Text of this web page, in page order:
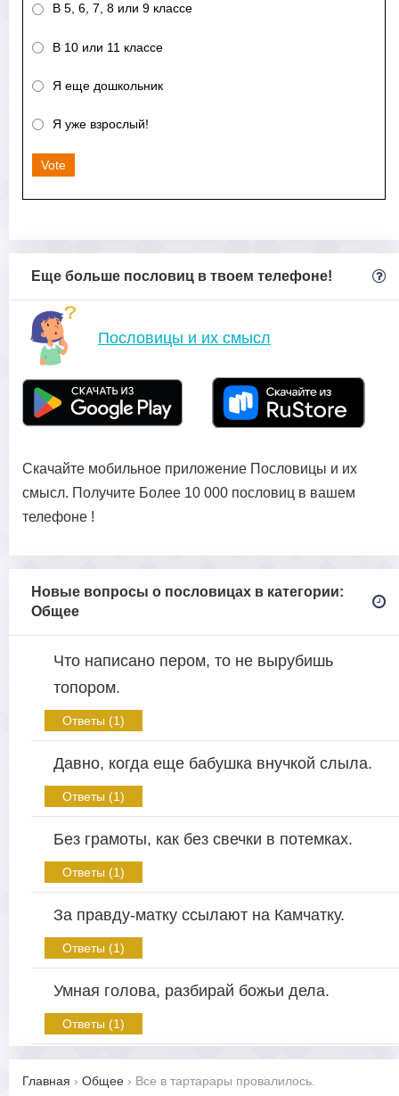
В 5, 6, 7, 8 или 9 классе
В 10 или 11 классе
Я еще дошкольник
Я уже взрослый!
Vote
Еще больше пословиц в твоем телефоне!
Пословицы и их смысл
Скачайте мобильное приложение Пословицы и их
смысл. Получите Более 10 000 пословиц в вашем
телефоне !
Новые вопросы о пословицах в категории:
Общее
Что написано пером, то не вырубишь
топором.
Ответы (1)
Давно, когда еще бабушка внучкой слыла.
Ответы (1)
Без грамоты, как без свечки в потемках.
Ответы (1)
За правду-матку ссылают на Камчатку.
Ответы (1)
Умная голова, разбирай божьи дела.
Ответы (1)
Главная › Общее › Все в тартарары провалилось.